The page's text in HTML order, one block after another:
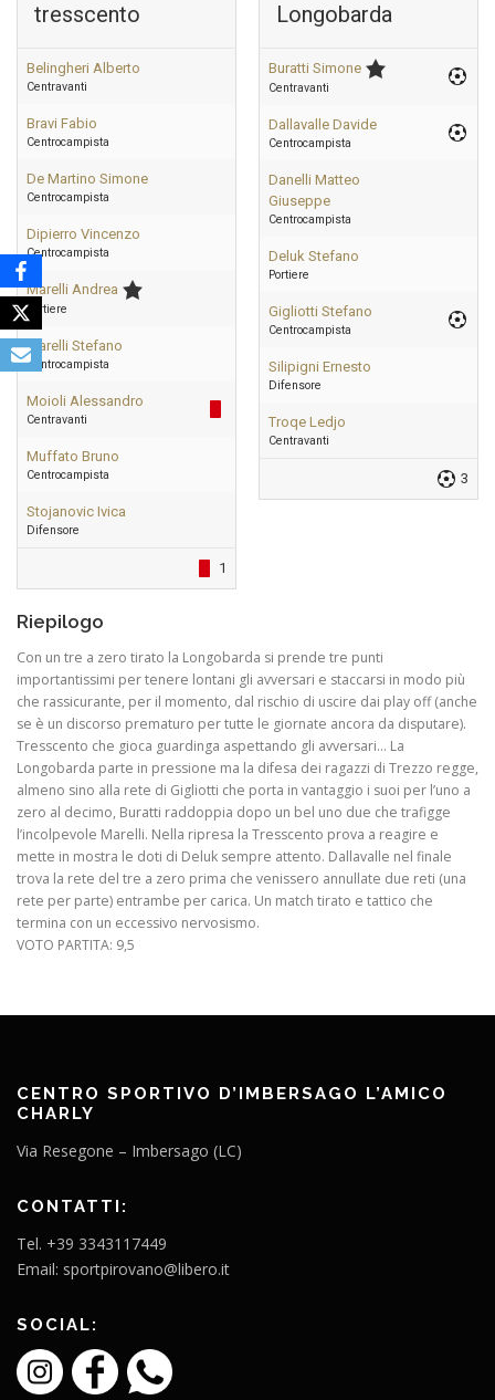
tresscento
Belingheri Alberto
Centravanti
Bravi Fabio
Centrocampista
De Martino Simone
Centrocampista
Dipierro Vincenzo
Centrocampista
Marelli Andrea
Portiere
Marelli Stefano
Centrocampista
Moioli Alessandro
Centravanti
Muffato Bruno
Centrocampista
Stojanovic Ivica
Difensore
1
Longobarda
Buratti Simone
Centravanti
Dallavalle Davide
Centrocampista
Danelli Matteo
Giuseppe
Centrocampista
Deluk Stefano
Portiere
Gigliotti Stefano
Centrocampista
Silipigni Ernesto
Difensore
Troqe Ledjo
Centravanti
3
Riepilogo
Con un tre a zero tirato la Longobarda si prende tre punti
importantissimi per tenere lontani gli avversari e staccarsi in modo più
che rassicurante, per il momento, dal rischio di uscire dai play off (anche
se è un discorso prematuro per tutte le giornate ancora da disputare).
Tresscento che gioca guardinga aspettando gli avversari… La
Longobarda parte in pressione ma la difesa dei ragazzi di Trezzo regge,
almeno sino alla rete di Gigliotti che porta in vantaggio i suoi per l’uno a
zero al decimo, Buratti raddoppia dopo un bel uno due che trafigge
l’incolpevole Marelli. Nella ripresa la Tresscento prova a reagire e
mette in mostra le doti di Deluk sempre attento. Dallavalle nel finale
trova la rete del tre a zero prima che venissero annullate due reti (una
rete per parte) entrambe per carica. Un match tirato e tattico che
termina con un eccessivo nervosismo.
VOTO PARTITA: 9,5
CENTRO SPORTIVO D’IMBERSAGO L’AMICO
CHARLY
Via Resegone – Imbersago (LC)
CONTATTI:
Tel. +39 3343117449
Email: sportpirovano@libero.it
SOCIAL: